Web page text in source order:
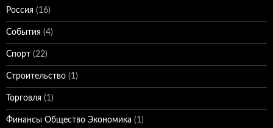
Россия (16)
События (4)
Спорт (22)
Строительство (1)
Торговля (1)
Финансы Общество Экономика (1)